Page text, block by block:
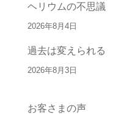
ヘリウムの不思議
2026年8月4日
過去は変えられる
2026年8月3日
お客さまの声